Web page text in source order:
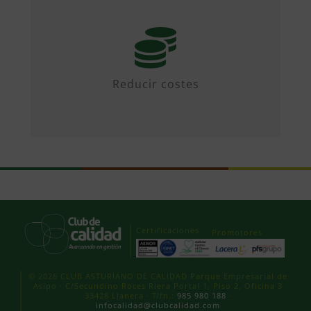
Reducir costes
Mediante iniciativas colaborativas y
diseñando propuestas.
Certificaciones Promotores
© 2026 CLUB ASTURIANO DE CALIDAD Parque Empresarial de
Asipo · C/Secundino Roces Riera Portal 1, Piso 2, Oficina 3
33428 Llanera · Tlfn.: 985 980 188
infocalidad@clubcalidad.com